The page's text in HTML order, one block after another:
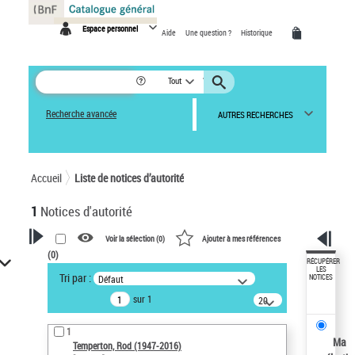
Espace personnel Aide Une question ? Historique
Tout
Recherche avancée AUTRES RECHERCHES
Accueil Liste de notices d’autorité
1 Notices d'autorité
VOTRE RECHERCHE
Recherche avancée dans les
notices d’autorité
Œuvres liées à l'auteur :
Temperton, Rod (1947-2016)
Voir la sélection (0) Ajouter à mes références
(0)
Tri par : Défaut
sur 1
20
résultats/page
1
Temperton, Rod (1947-2016)
RÉCUPÉRER
LES
NOTICES
Ma
Panneau de gestion des cookies